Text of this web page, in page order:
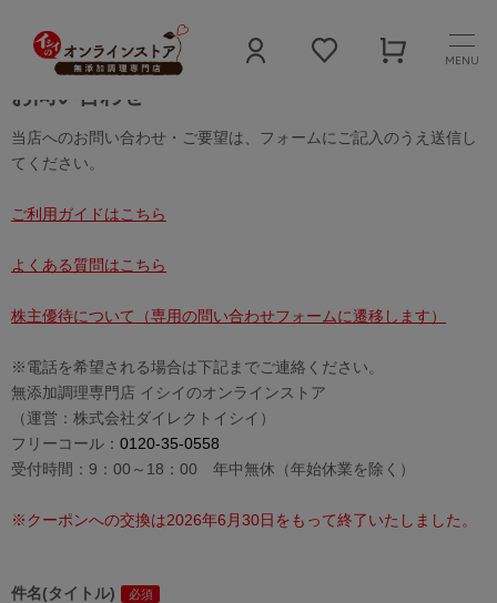
MENU
お問い合わせ
当店へのお問い合わせ・ご要望は、フォームにご記入のうえ送信し
てください。
ご利用ガイドはこちら
よくある質問はこちら
株主優待について（専用の問い合わせフォームに遷移します）
※電話を希望される場合は下記までご連絡ください。
無添加調理専門店 イシイのオンラインストア
（運営：株式会社ダイレクトイシイ）
フリーコール： 0120-35-0558
受付時間：9：00～18：00 年中無休（年始休業を除く）
※クーポンへの交換は2026年6月30日をもって終了いたしました。
件名(タイトル)